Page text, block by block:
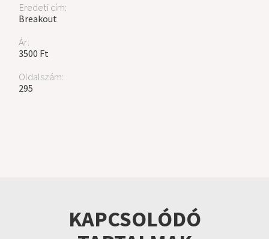
Eredeti cím:
Breakout
Ár:
3500 Ft
Oldalszám:
295
KAPCSOLÓDÓ